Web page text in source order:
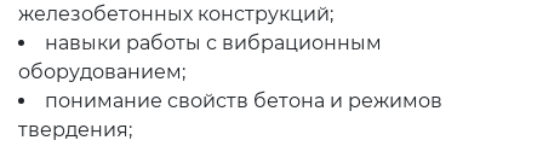
железобетонных конструкций;
навыки работы с вибрационным
оборудованием;
понимание свойств бетона и режимов
твердения;